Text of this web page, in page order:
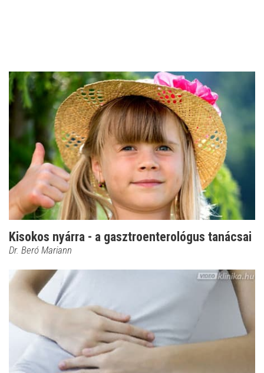
Kisokos nyárra - a gasztroenterológus tanácsai
Dr. Beró Mariann